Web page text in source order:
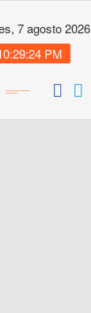
7 agosto 2026
PM